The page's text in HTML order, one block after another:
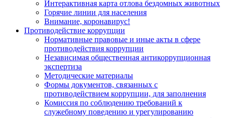
Интерактивная карта отлова бездомных животных
Горячие линии для населения
Внимание, коронавирус!
Противодействие коррупции
Нормативные правовые и иные акты в сфере
противодействия коррупции
Независимая общественная антикоррупционная
экспертиза
Методические материалы
Формы документов, связанных с
противодействием коррупции, для заполнения
Комиссия по соблюдению требований к
служебному поведению и урегулированию